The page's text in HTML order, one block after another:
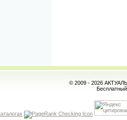
© 2009 - 2026